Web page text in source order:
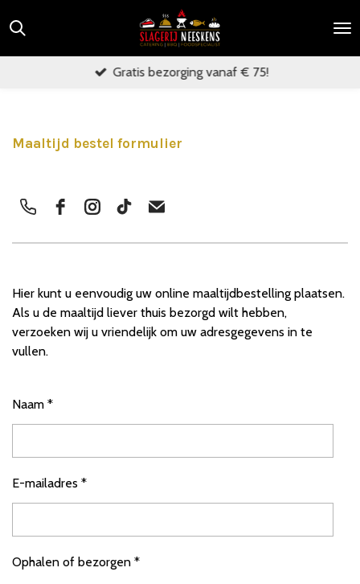
direct
naar
Gratis bezorging vanaf € 75!
Maaltijd bestel formulier
Hier kunt u eenvoudig uw online maaltijdbestelling plaatsen.
Als u de maaltijd liever thuis bezorgd wilt hebben,
verzoeken wij u vriendelijk om uw adresgegevens in te
vullen.
Naam *
E-mailadres *
Ophalen of bezorgen *